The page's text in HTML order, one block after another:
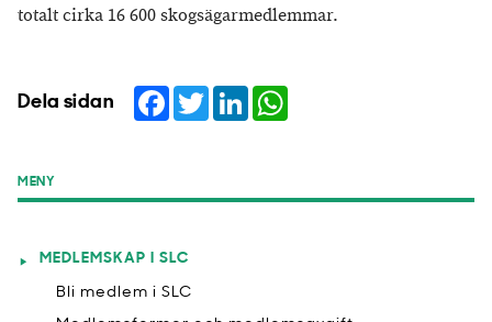
totalt cirka 16 600 skogsägarmedlemmar.
Dela sidan Facebook
TwitterLinkedIn
MENY
MEDLEMSKAP I SLC
Bli medlem i SLC